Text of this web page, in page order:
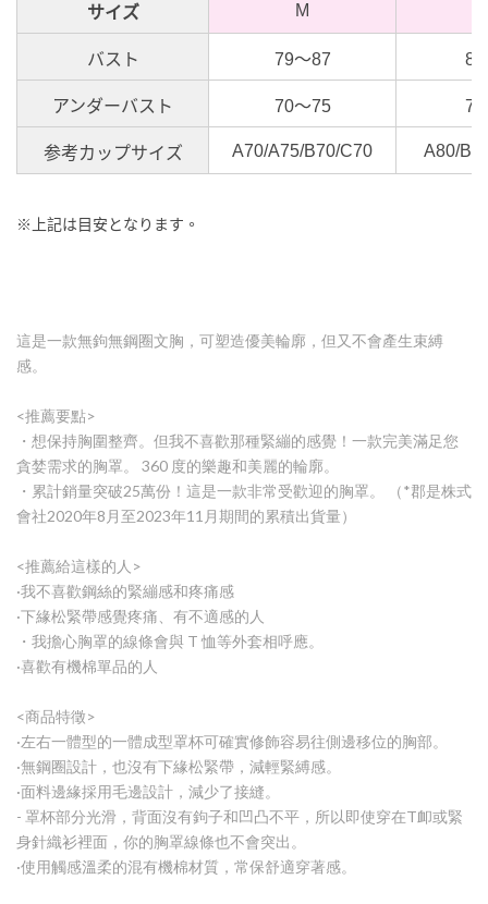
サイズ M
バスト 79～87 86
アンダーバスト 70～75 75
参考カップサイズ A70/A75/B70/C70 A80/
※上記は 目安 となります 。
這是一款無鉤無鋼圈文胸，可塑造優美輪廓，但又不會產生束縛
感。
<推薦要點>
・想保持胸圍整齊。但我不喜歡那種緊繃的感覺！一款完美滿足您
貪婪需求的胸罩。 360 度的樂趣和美麗的輪廓。
・累計銷量突破25萬份！這是一款非常受歡迎的胸罩。 （*郡是株式
會社2020年8月至2023年11月期間的累積出貨量）
<推薦給這樣的人>
·我不喜歡鋼絲的緊繃感和疼痛感
·下緣松緊帶感覺疼痛、有不適感的人
・我擔心胸罩的線條會與 T 恤等外套相呼應。
·喜歡有機棉單品的人
<商品特徵>
·左右一體型的一體成型罩杯可確實修飾容易往側邊移位的胸部。
·無鋼圈設計，也沒有下緣松緊帶，減輕緊縛感。
·面料邊緣採用毛邊設計，減少了接縫。
- 罩杯部分光滑，背面沒有鉤子和凹凸不平，所以即使穿在T卹或緊
身針織衫裡面，你的胸罩線條也不會突出。
·使用觸感溫柔的混有機棉材質，常保舒適穿著感。